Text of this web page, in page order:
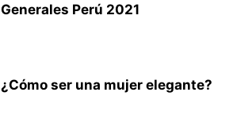
Generales Perú 2021
¿Cómo ser una mujer elegante?